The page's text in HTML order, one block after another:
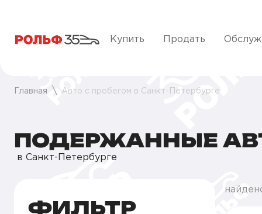
Купить Продать
Главная Авто с пробегом в Санкт-Петербурге
ПОДЕРЖАННЫЕ
в Санкт-Петербурге
ФИЛЬТР